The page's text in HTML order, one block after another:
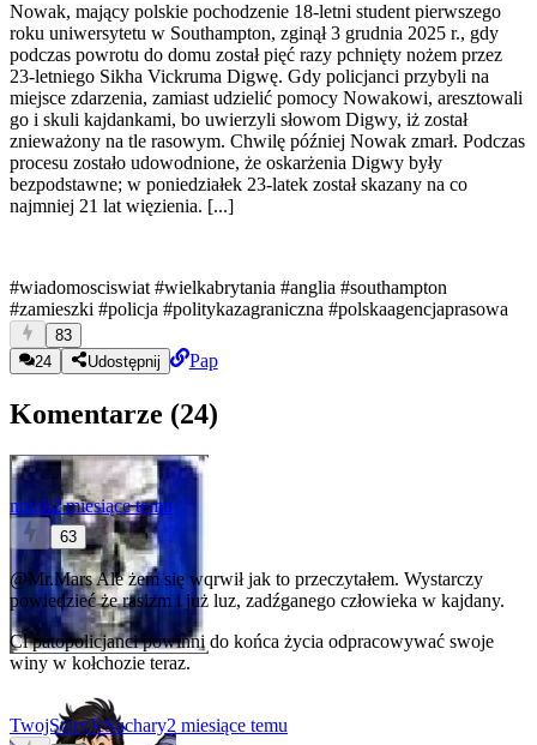
Nowak, mający polskie pochodzenie 18-letni student pierwszego
roku uniwersytetu w Southampton, zginął 3 grudnia 2025 r., gdy
podczas powrotu do domu został pięć razy pchnięty nożem przez
23-letniego Sikha Vickruma Digwę. Gdy policjanci przybyli na
miejsce zdarzenia, zamiast udzielić pomocy Nowakowi, aresztowali
go i skuli kajdankami, bo uwierzyli słowom Digwy, iż został
znieważony na tle rasowym. Chwilę później Nowak zmarł. Podczas
procesu zostało udowodnione, że oskarżenia Digwy były
bezpodstawne; w poniedziałek 23-latek został skazany na co
najmniej 21 lat więzienia. [...]
#wiadomosciswiat #wielkabrytania #anglia #southampton
#zamieszki #policja #politykazagraniczna #polskaagencjaprasowa
83
24
Udostępnij Pap
Komentarze (24)
notak2 miesiące temu
63
@Mr.MarsAle żem się wqrwił jak to przeczytałem. Wystarczy
powiedzieć że rasizm i już luz, zadźganego człowieka w kajdany.
Ci patopolicjanci powinni do końca życia odpracowywać swoje
winy w kołchozie teraz.
TwojStaryJeSuchary2 miesiące temu